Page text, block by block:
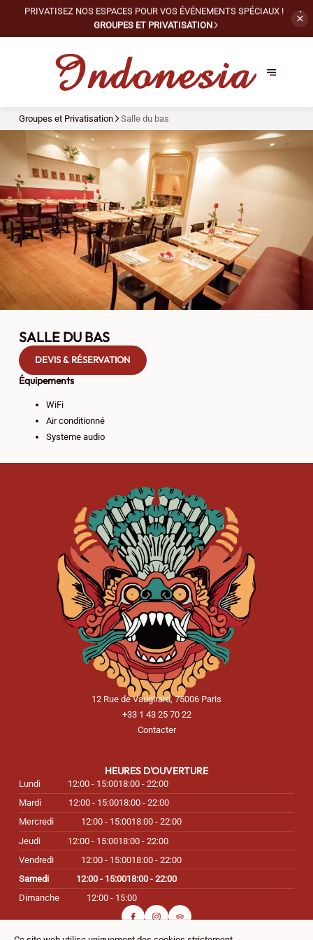
PRIVATISEZ NOS ESPACES POUR VOS ÉVÉNEMENTS SPÉCIAUX !
GROUPES ET PRIVATISATION
Groupes et Privatisation Salle du bas
SALLE DU BAS
DEVIS & RÉSERVATION
Équipements
WiFi
Air conditionné
Systeme audio
12 Rue de Vaugirard, 75006 Paris
+33 1 43 25 70 22
Contacter
HEURES D'OUVERTURE
Lundi 12:00 - 15:0018:00 - 22:00
Mardi
12:00 - 15:0018:00 - 22:00
Mercredi
12:00 - 15:0018:00 - 22:00
Jeudi
12:00 - 15:0018:00 - 22:00
Vendredi
12:00 - 15:0018:00 - 22:00
Samedi
12:00 - 15:0018:00 - 22:00
Dimanche
12:00 - 15:00